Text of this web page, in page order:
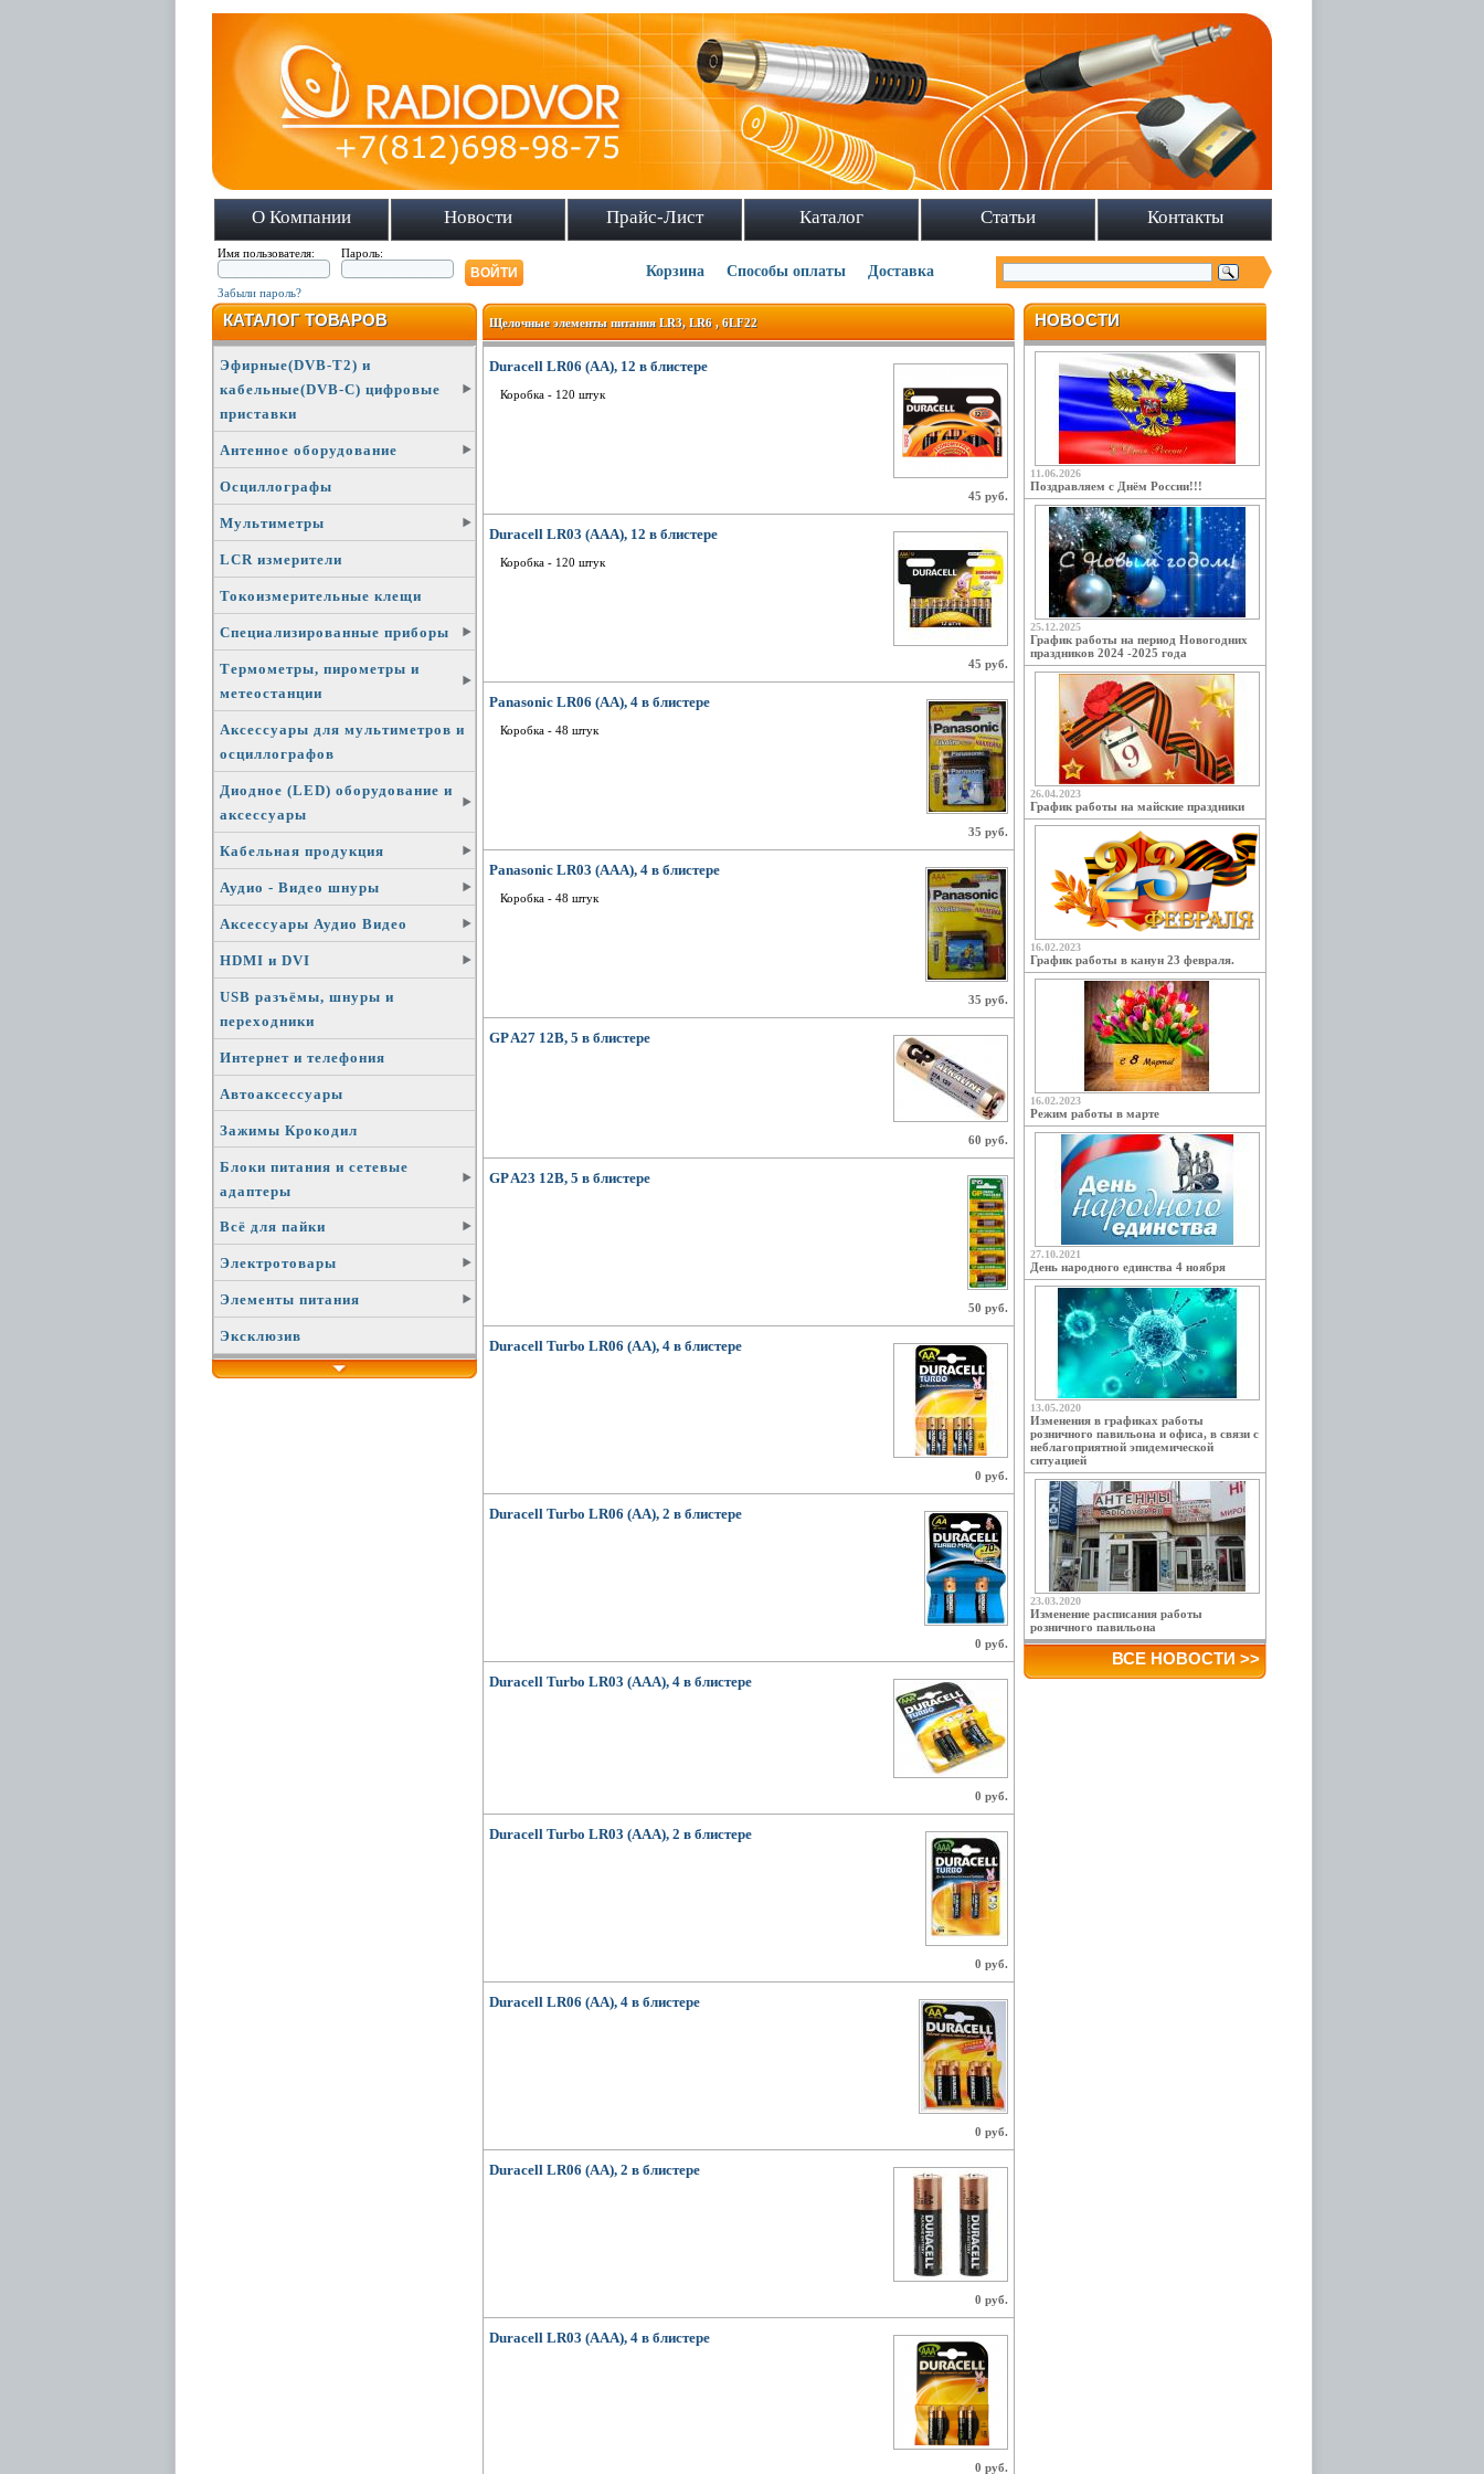
О Компании Новости Прайс-Лист Каталог Статьи Контакты
Имя пользователя: Пароль:
Забыли пароль?
Корзина Способы оплаты Доставка
КАТАЛОГ ТОВАРОВ
Эфирные(DVB-T2) и
кабельные(DVB-C) цифровые
приставки
Антенное оборудование
Осциллографы
Мультиметры
LCR измерители
Токоизмерительные клещи
Специализированные приборы
Термометры, пирометры и
метеостанции
Аксессуары для мультиметров и
осциллографов
Диодное (LED) оборудование и
аксессуары
Кабельная продукция
Аудио - Видео шнуры
Аксессуары Аудио Видео
HDMI и DVI
USB разъёмы, шнуры и
переходники
Интернет и телефония
Автоаксессуары
Зажимы Крокодил
Блоки питания и сетевые
адаптеры
Всё для пайки
Электротовары
Элементы питания
Эксклюзив
НОВОСТИ
11.06.2026
Поздравляем с Днём России!!!
25.12.2025
График работы на период Новогодних
праздников 2024 -2025 года
26.04.2023
График работы на майские праздники
16.02.2023
График работы в канун 23 февраля.
16.02.2023
Режим работы в марте
27.10.2021
День народного единства 4 ноября
13.05.2020
Изменения в графиках работы
розничного павильона и офиса, в связи с
неблагоприятной эпидемической
ситуацией
23.03.2020
Изменение расписания работы
розничного павильона
ВСЕ НОВОСТИ >>
Щелочные элементы питания LR3, LR6 , 6LF22
45 руб.
Duracell LR06 (AA), 12 в блистере
Коробка - 120 штук
45 руб.
Duracell LR03 (AAA), 12 в блистере
Коробка - 120 штук
35 руб.
Panasonic LR06 (AA), 4 в блистере
Коробка - 48 штук
35 руб.
Panasonic LR03 (AAA), 4 в блистере
Коробка - 48 штук
60 руб.
GP A27 12В, 5 в блистере
50 руб.
GP A23 12В, 5 в блистере
0 руб.
Duracell Turbo LR06 (AA), 4 в блистере
0 руб.
Duracell Turbo LR06 (AA), 2 в блистере
0 руб.
Duracell Turbo LR03 (AAA), 4 в блистере
0 руб.
Duracell Turbo LR03 (AAA), 2 в блистере
0 руб.
Duracell LR06 (AA), 4 в блистере
0 руб.
Duracell LR06 (AA), 2 в блистере
0 руб.
Duracell LR03 (AAA), 4 в блистере